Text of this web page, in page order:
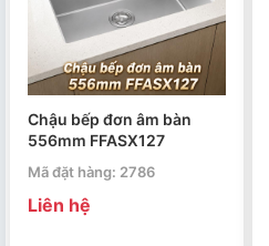
Chậu bếp đơn âm bàn
556mm FFASX127
Mã đặt hàng: 2786
Liên hệ